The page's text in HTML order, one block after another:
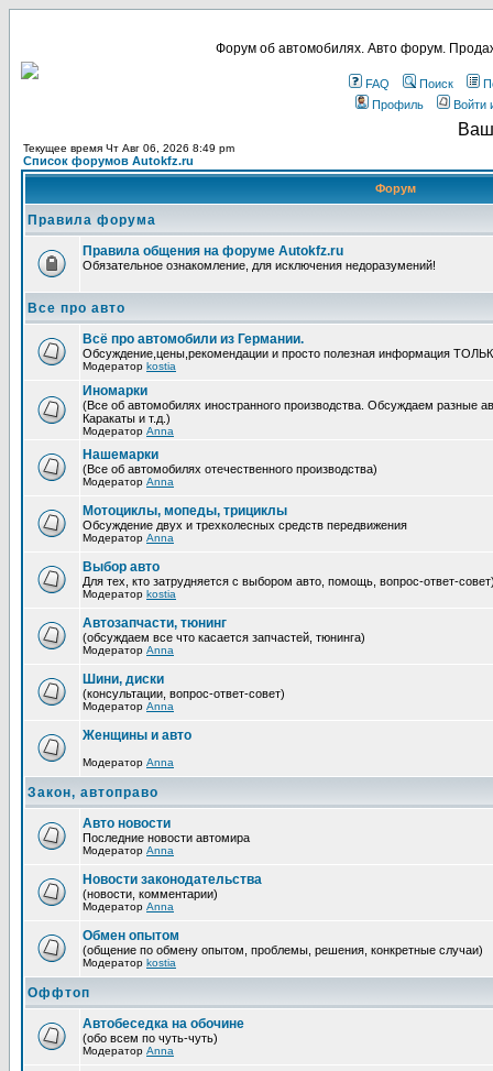
Форум об автомобилях. Авто форум.
FAQ Поиск
Профиль
Войти
Текущее время Чт Авг 06, 2026 8:49 pm
Список форумов Autokfz.ru
Форум
Правила форума
Правила общения на форуме Autokfz.ru
Обязательное ознакомление, для исключения недоразумений!
Все про авто
Всё про автомобили из Германии.
Обсуждение,цены,рекомендации и просто полезная информация
Модератор kostia
Иномарки
(Все об автомобилях иностранного производства. Обсуждаем разные
Каракаты и т.д.)
Модератор Anna
Нашемарки
(Все об автомобилях отечественного производства)
Модератор Anna
Мотоциклы, мопеды, трициклы
Обсуждение двух и трехколесных средств передвижения
Модератор Anna
Выбор авто
Для тех, кто затрудняется с выбором авто, помощь, вопрос-ответ-
Модератор kostia
Автозапчасти, тюнинг
(обсуждаем все что касается запчастей, тюнинга)
Модератор Anna
Шини, диски
(консультации, вопрос-ответ-совет)
Модератор Anna
Женщины и авто
Модератор Anna
Закон, автоправо
Авто новости
Последние новости автомира
Модератор Anna
Новости законодательства
(новости, комментарии)
Модератор Anna
Обмен опытом
(общение по обмену опытом, проблемы, решения, конкретные случаи)
Модератор kostia
Оффтоп
Автобеседка на обочине
(обо всем по чуть-чуть)
Модератор Anna